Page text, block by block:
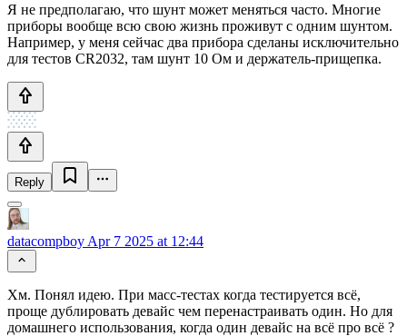
Я не предполагаю, что шунт может меняться часто. Многие
приборы вообще всю свою жизнь проживут с одним шунтом.
Например, у меня сейчас два прибора сделаны исключительно
для тестов CR2032, там шунт 10 Ом и держатель-прищепка.
Reply
datacompboy Apr 7 2025 at 12:44
Хм. Понял идею. При масс-тестах когда тестируется всё,
проще дублировать девайс чем перенастраивать один. Но для
домашнего использования, когда один девайс на всё про всё ?